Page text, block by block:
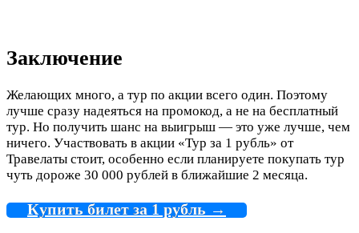
Заключение
Желающих много, а тур по акции всего один. Поэтому
лучше сразу надеяться на промокод, а не на бесплатный
тур. Но получить шанс на выигрыш — это уже лучше, чем
ничего. Участвовать в акции «Тур за 1 рубль» от
Травелаты стоит, особенно если планируете покупать тур
чуть дороже 30 000 рублей в ближайшие 2 месяца.
Купить билет за 1 рубль →